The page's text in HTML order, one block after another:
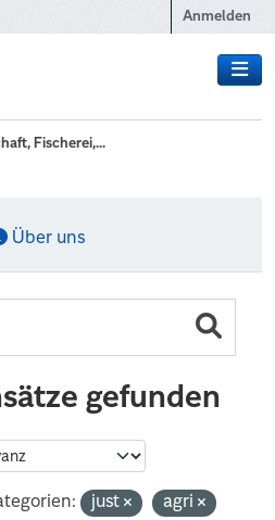
Anmelden
Fischerei,...
Über uns
gefunden
just
agri